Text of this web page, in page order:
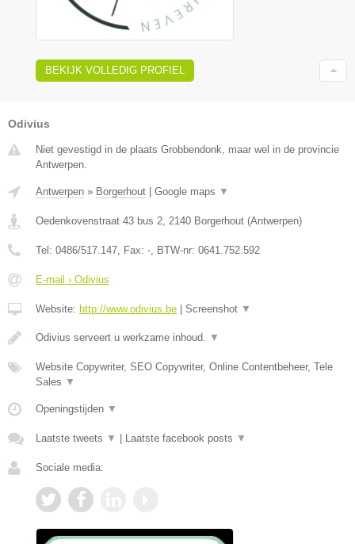
BEKIJK VOLLEDIG PROFIEL
Odivius
Niet gevestigd in de plaats Grobbendonk, maar wel in de provincie
Antwerpen.
Antwerpen » Borgerhout | Google maps ▼
Oedenkovenstraat 43 bus 2 2140 Borgerhout (Antwerpen)
Tel: 0486/517.147 , Fax: - , BTW-nr: 0641.752.592
E-mail › Odivius
Website: http://www.odivius.be | Screenshot ▼
Odivius serveert u werkzame inhoud. ▼
Website Copywriter, SEO Copywriter, Online Contentbeheer, Tele
Sales ▼
Openingstijden ▼
Laatste tweets ▼ | Laatste facebook posts ▼
Sociale media: